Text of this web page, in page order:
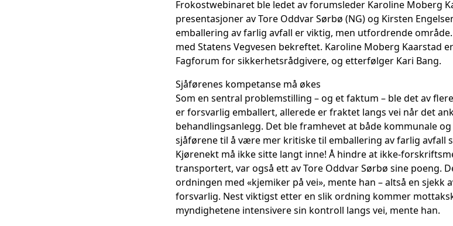
Frokostwebinaret ble ledet av forumsleder Karoline Moberg
presentasjoner av Tore Oddvar Sørbø (NG) og Kirsten
emballering av farlig avfall er viktig, men utfordrende
med Statens Vegvesen bekreftet. Karoline Moberg Kaarstad
Fagforum for sikkerhetsrådgivere, og etterfølger Kari Bang.
Sjåførenes kompetanse må økes
Som en sentral problemstilling – og et faktum – ble det av
er forsvarlig emballert, allerede er fraktet langs vei når det
behandlingsanlegg. Det ble framhevet at både kommunale
sjåførene til å være mer kritiske til emballering av farlig avfall
Kjørenekt må ikke sitte langt inne! Å hindre at ikke-
transportert, var også ett av Tore Oddvar Sørbø sine poeng.
ordningen med «kjemiker på vei», mente han – altså en sjekk
forsvarlig. Nest viktigst etter en slik ordning kommer
myndighetene intensivere sin kontroll langs vei, mente han.